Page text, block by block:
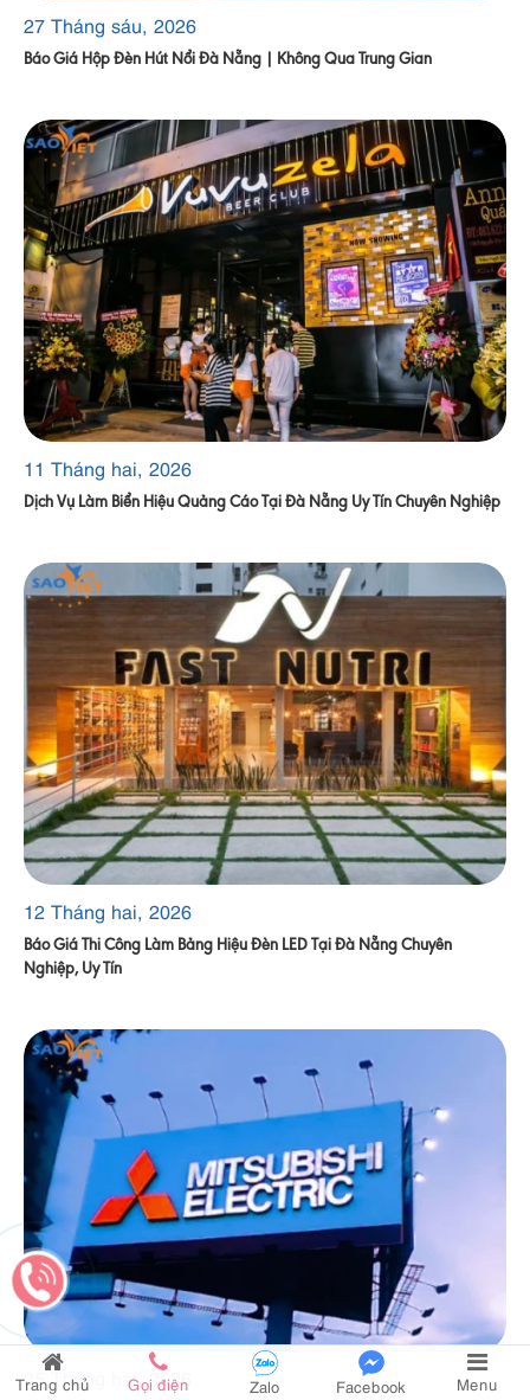
27 Tháng sáu, 2026
Báo Giá Hộp Đèn Hút Nổi Đà Nẵng | Không Qua Trung Gian
11 Tháng hai, 2026
Dịch Vụ Làm Biển Hiệu Quảng Cáo Tại Đà Nẵng Uy Tín Chuyên Nghiệp
12 Tháng hai, 2026
Báo Giá Thi Công Làm Bảng Hiệu Đèn LED Tại Đà Nẵng Chuyên
Nghiệp, Uy Tín
25 Tháng hai, 2026
Trang chủ Gọi điện Zalo Facebook Menu